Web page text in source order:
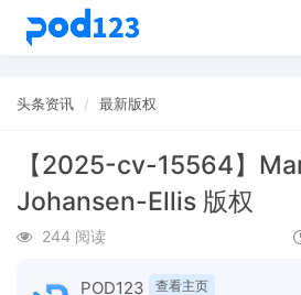
头条资讯 最新版权
【2025-cv-15564】
Johansen-Ellis 版权
244 阅读
POD123
查看主页